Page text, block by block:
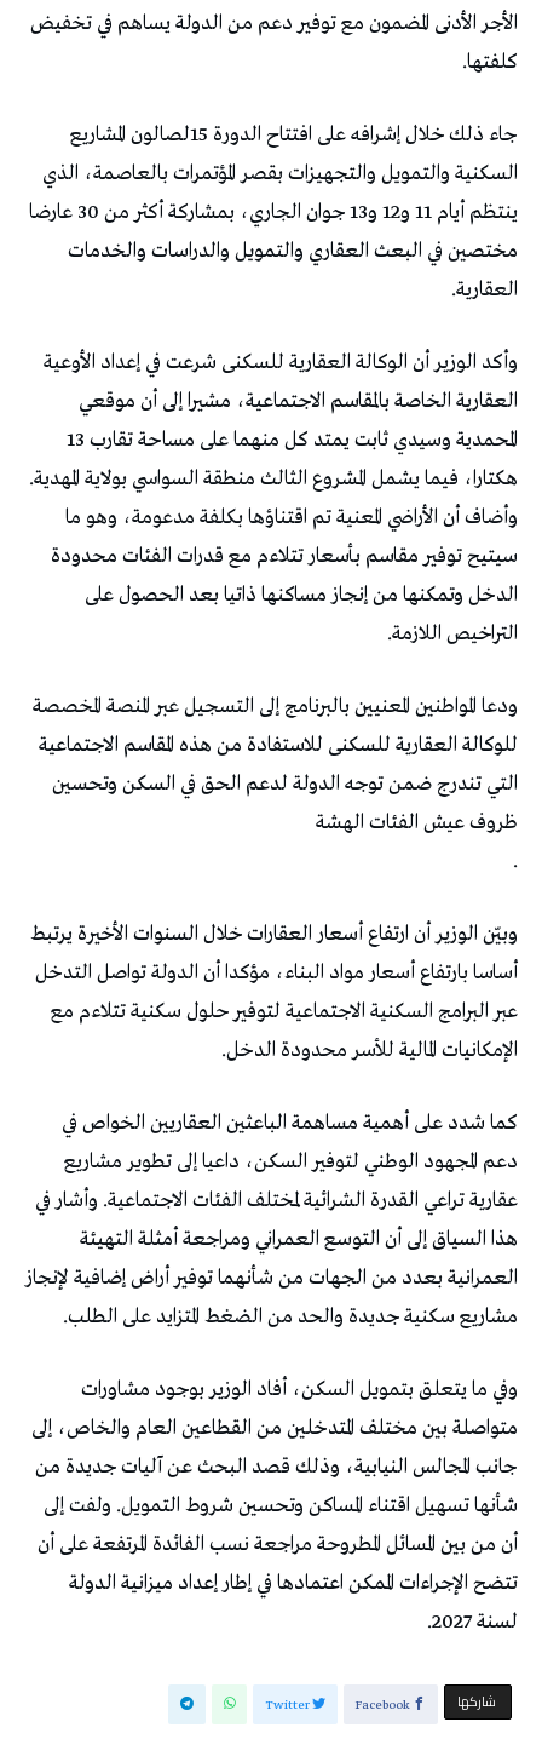
الأجر الأدنى المضمون مع توفير دعم من الدولة يساهم في تخفيض
كلفتها.
جاء ذلك خلال إشرافه على افتتاح الدورة 15لصالون المشاريع
السكنية والتمويل والتجهيزات بقصر المؤتمرات بالعاصمة، الذي
ينتظم أيام 11 و12 و13 جوان الجاري، بمشاركة أكثر من 30 عارضا
مختصين في البعث العقاري والتمويل والدراسات والخدمات
العقارية.
وأكد الوزير أن الوكالة العقارية للسكنى شرعت في إعداد الأوعية
العقارية الخاصة بالمقاسم الاجتماعية، مشيرا إلى أن موقعي
المحمدية وسيدي ثابت يمتد كل منهما على مساحة تقارب 13
هكتارا، فيما يشمل المشروع الثالث منطقة السواسي بولاية المهدية.
وأضاف أن الأراضي المعنية تم اقتناؤها بكلفة مدعومة، وهو ما
سيتيح توفير مقاسم بأسعار تتلاءم مع قدرات الفئات محدودة
الدخل وتمكنها من إنجاز مساكنها ذاتيا بعد الحصول على
التراخيص اللازمة.
ودعا المواطنين المعنيين بالبرنامج إلى التسجيل عبر المنصة المخصصة
للوكالة العقارية للسكنى للاستفادة من هذه المقاسم الاجتماعية
التي تندرج ضمن توجه الدولة لدعم الحق في السكن وتحسين
ظروف عيش الفئات الهشة
.
وبيّن الوزير أن ارتفاع أسعار العقارات خلال السنوات الأخيرة يرتبط
أساسا بارتفاع أسعار مواد البناء، مؤكدا أن الدولة تواصل التدخل
عبر البرامج السكنية الاجتماعية لتوفير حلول سكنية تتلاءم مع
الإمكانيات المالية للأسر محدودة الدخل.
كما شدد على أهمية مساهمة الباعثين العقاريين الخواص في
دعم المجهود الوطني لتوفير السكن، داعيا إلى تطوير مشاريع
عقارية تراعي القدرة الشرائية لمختلف الفئات الاجتماعية. وأشار في
هذا السياق إلى أن التوسع العمراني ومراجعة أمثلة التهيئة
العمرانية بعدد من الجهات من شأنهما توفير أراض إضافية لإنجاز
مشاريع سكنية جديدة والحد من الضغط المتزايد على الطلب.
وفي ما يتعلق بتمويل السكن، أفاد الوزير بوجود مشاورات
متواصلة بين مختلف المتدخلين من القطاعين العام والخاص، إلى
جانب المجالس النيابية، وذلك قصد البحث عن آليات جديدة من
شأنها تسهيل اقتناء المساكن وتحسين شروط التمويل. ولفت إلى
أن من بين المسائل المطروحة مراجعة نسب الفائدة المرتفعة على أن
تتضح الإجراءات الممكن اعتمادها في إطار إعداد ميزانية الدولة
لسنة 2027.
‫‫ شاركها‬ Facebook
Twitter